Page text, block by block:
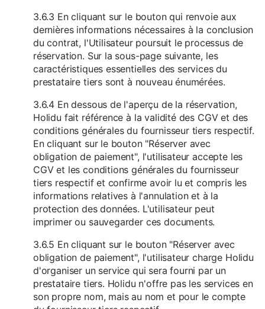
3.6.3 En cliquant sur le bouton qui renvoie aux
dernières informations nécessaires à la conclusion
du contrat, l'Utilisateur poursuit le processus de
réservation. Sur la sous-page suivante, les
caractéristiques essentielles des services du
prestataire tiers sont à nouveau énumérées.
3.6.4 En dessous de l'aperçu de la réservation,
Holidu fait référence à la validité des CGV et des
conditions générales du fournisseur tiers respectif.
En cliquant sur le bouton "Réserver avec
obligation de paiement", l'utilisateur accepte les
CGV et les conditions générales du fournisseur
tiers respectif et confirme avoir lu et compris les
informations relatives à l'annulation et à la
protection des données. L'utilisateur peut
imprimer ou sauvegarder ces documents.
3.6.5 En cliquant sur le bouton "Réserver avec
obligation de paiement", l'utilisateur charge Holidu
d'organiser un service qui sera fourni par un
prestataire tiers. Holidu n'offre pas les services en
son propre nom, mais au nom et pour le compte